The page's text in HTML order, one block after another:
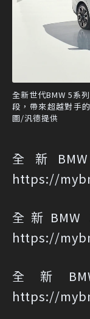
全新世代BMW 5系
段，帶來超越對手
圖/汎德提供
全新
https://
全新
https://
全新
https://